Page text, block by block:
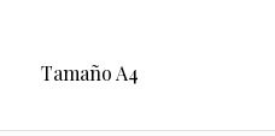
Tamaño A4